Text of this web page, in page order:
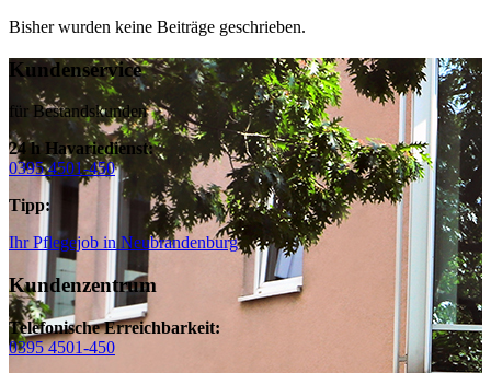
Bisher wurden keine Beiträge geschrieben.
Kundenservice
für Bestandskunden
24 h Havariedienst:
0395 4501-450
Tipp:
Ihr Pflegejob in Neubrandenburg
Kundenzentrum
Telefonische Erreichbarkeit:
0395 4501-450